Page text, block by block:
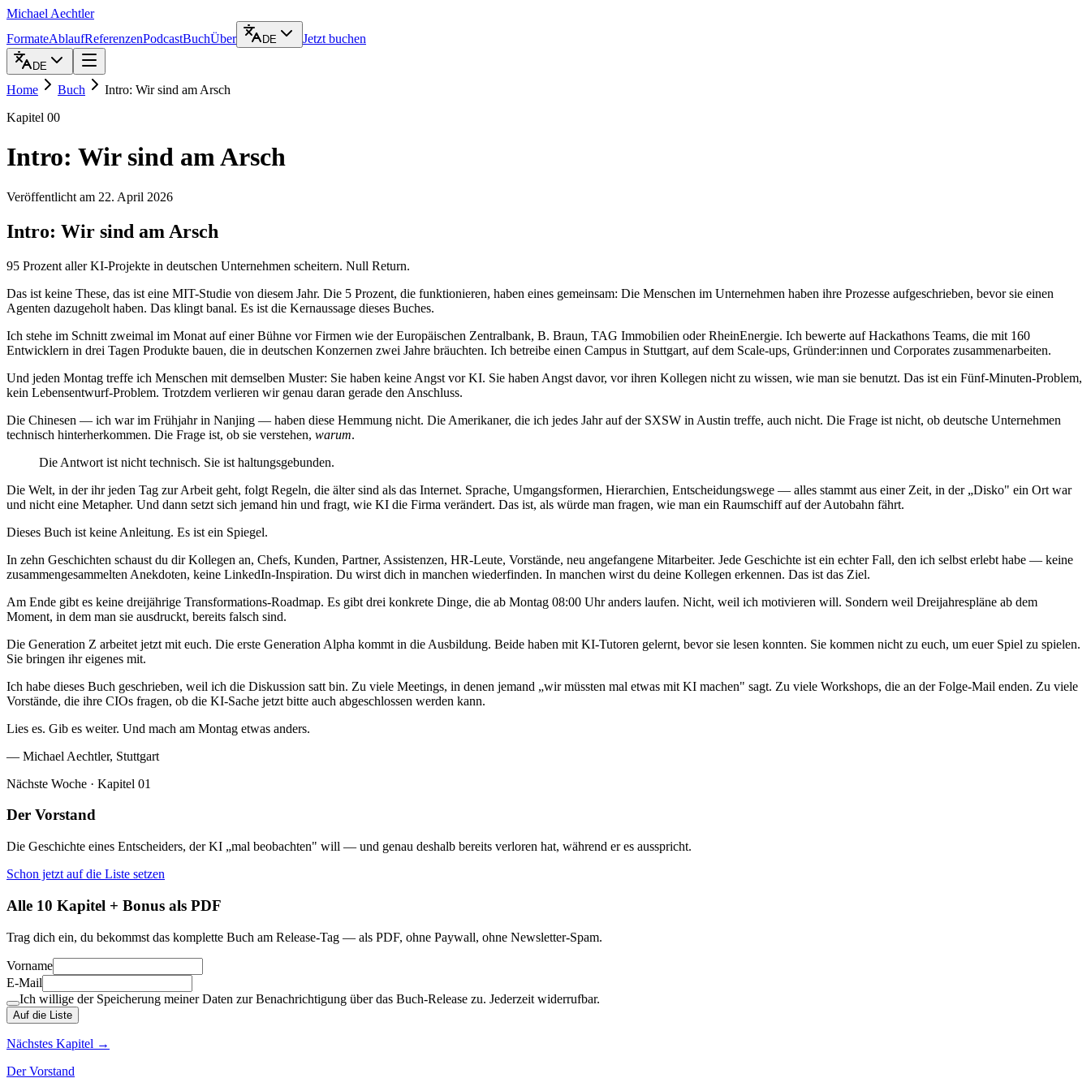
Michael Aechtler
FormateAblaufReferenzenPodcastBuchÜber DE Jetzt buchen
DE
Home Buch
Intro: Wir sind am Arsch
Kapitel 00
Intro: Wir sind am Arsch
Veröffentlicht am 22. April 2026
Intro: Wir sind am Arsch
95 Prozent aller KI-Projekte in deutschen Unternehmen scheitern. Null Return.
Das ist keine These, das ist eine MIT-Studie von diesem Jahr. Die 5 Prozent, die funktionieren, haben eines gemeinsam: Die Menschen im Unternehmen haben ihre Prozesse aufgeschrieben, bevor sie einen
Agenten dazugeholt haben. Das klingt banal. Es ist die Kernaussage dieses Buches.
Ich stehe im Schnitt zweimal im Monat auf einer Bühne vor Firmen wie der Europäischen Zentralbank, B. Braun, TAG Immobilien oder RheinEnergie. Ich bewerte auf Hackathons Teams, die mit 160
Entwicklern in drei Tagen Produkte bauen, die in deutschen Konzernen zwei Jahre bräuchten. Ich betreibe einen Campus in Stuttgart, auf dem Scale-ups, Gründer:innen und Corporates zusammenarbeiten.
Und jeden Montag treffe ich Menschen mit demselben Muster: Sie haben keine Angst vor KI. Sie haben Angst davor, vor ihren Kollegen nicht zu wissen, wie man sie benutzt. Das ist ein Fünf-Minuten-Problem,
kein Lebensentwurf-Problem. Trotzdem verlieren wir genau daran gerade den Anschluss.
Die Chinesen — ich war im Frühjahr in Nanjing — haben diese Hemmung nicht. Die Amerikaner, die ich jedes Jahr auf der SXSW in Austin treffe, auch nicht. Die Frage ist nicht, ob deutsche Unternehmen
technisch hinterherkommen. Die Frage ist, ob sie verstehen, warum.
Die Antwort ist nicht technisch. Sie ist haltungsgebunden.
Die Welt, in der ihr jeden Tag zur Arbeit geht, folgt Regeln, die älter sind als das Internet. Sprache, Umgangsformen, Hierarchien, Entscheidungswege — alles stammt aus einer Zeit, in der „Disko" ein Ort war
und nicht eine Metapher. Und dann setzt sich jemand hin und fragt, wie KI die Firma verändert. Das ist, als würde man fragen, wie man ein Raumschiff auf der Autobahn fährt.
Dieses Buch ist keine Anleitung. Es ist ein Spiegel.
In zehn Geschichten schaust du dir Kollegen an, Chefs, Kunden, Partner, Assistenzen, HR-Leute, Vorstände, neu angefangene Mitarbeiter. Jede Geschichte ist ein echter Fall, den ich selbst erlebt habe — keine
zusammengesammelten Anekdoten, keine LinkedIn-Inspiration. Du wirst dich in manchen wiederfinden. In manchen wirst du deine Kollegen erkennen. Das ist das Ziel.
Am Ende gibt es keine dreijährige Transformations-Roadmap. Es gibt drei konkrete Dinge, die ab Montag 08:00 Uhr anders laufen. Nicht, weil ich motivieren will. Sondern weil Dreijahrespläne ab dem
Moment, in dem man sie ausdruckt, bereits falsch sind.
Die Generation Z arbeitet jetzt mit euch. Die erste Generation Alpha kommt in die Ausbildung. Beide haben mit KI-Tutoren gelernt, bevor sie lesen konnten. Sie kommen nicht zu euch, um euer Spiel zu spielen.
Sie bringen ihr eigenes mit.
Ich habe dieses Buch geschrieben, weil ich die Diskussion satt bin. Zu viele Meetings, in denen jemand „wir müssten mal etwas mit KI machen" sagt. Zu viele Workshops, die an der Folge-Mail enden. Zu viele
Vorstände, die ihre CIOs fragen, ob die KI-Sache jetzt bitte auch abgeschlossen werden kann.
Lies es. Gib es weiter. Und mach am Montag etwas anders.
— Michael Aechtler, Stuttgart
Nächste Woche · Kapitel 01
Der Vorstand
Die Geschichte eines Entscheiders, der KI „mal beobachten" will — und genau deshalb bereits verloren hat, während er es ausspricht.
Schon jetzt auf die Liste setzen
Alle 10 Kapitel + Bonus als PDF
Trag dich ein, du bekommst das komplette Buch am Release-Tag — als PDF, ohne Paywall, ohne Newsletter-Spam.
Vorname
E-Mail
Ich willige der Speicherung meiner Daten zur Benachrichtigung über das Buch-Release zu. Jederzeit widerrufbar.
Auf die Liste
Nächstes Kapitel →
Der Vorstand